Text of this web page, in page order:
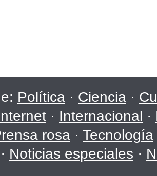
Política · Ciencia ·
· Internacional ·
rosa · Tecnología
· Noticias especiales ·